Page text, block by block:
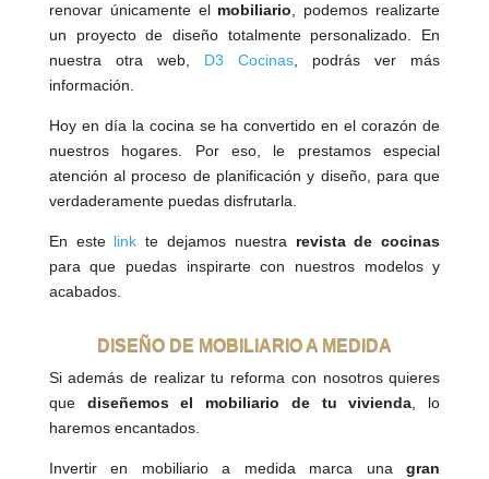
renovar únicamente el mobiliario , podemos realizarte
un proyecto de diseño totalmente personalizado. En
nuestra otra web, D3 Cocinas , podrás ver más
información.
Hoy en día la cocina se ha convertido en el corazón de
nuestros hogares. Por eso, le prestamos especial
atención al proceso de planificación y diseño, para que
verdaderamente puedas disfrutarla.
En estelink te dejamos nuestra revista de cocinas
para que puedas inspirarte con nuestros modelos y
acabados.
DISEÑO DE MOBILIARIO A MEDIDA
Si además de realizar tu reforma con nosotros quieres
que diseñemos el mobiliario de tu vivienda , lo
haremos encantados.
Invertir en mobiliario a medida marca una gran